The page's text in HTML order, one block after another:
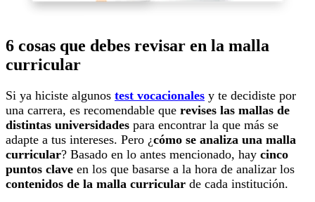
6 cosas que debes revisar en la malla
curricular
Si ya hiciste algunos test vocacionales y te decidiste por
una carrera, es recomendable que revises las mallas de
distintas universidades para encontrar la que más se
adapte a tus intereses. Pero ¿cómo se analiza una malla
curricular? Basado en lo antes mencionado, hay cinco
puntos clave en los que basarse a la hora de analizar los
contenidos de la malla curricular de cada institución.